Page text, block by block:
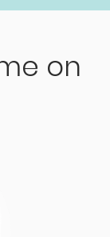
on